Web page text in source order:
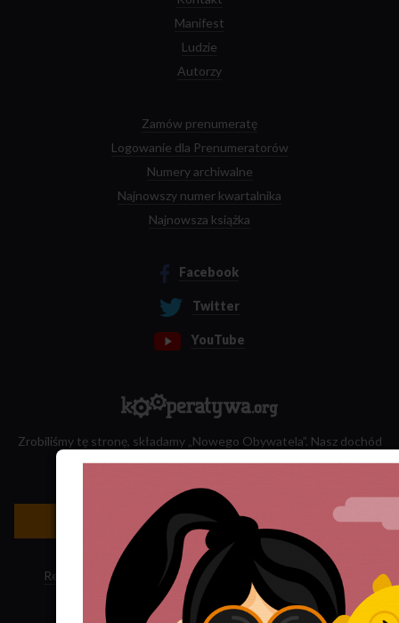
Manifest
Ludzie
Autorzy
Zamów prenumeratę
Logowanie dla Prenumeratorów
Numery archiwalne
Najnowszy numer kwartalnika
Najnowsza książka
Facebook
Twitter
YouTube
Zrobiliśmy tę stronę, składamy „Nowego Obywatela”. Nasz dochód
Newsletter »
Regulamin sklepu Polityka ciasteczek · Subskrypcja RSS